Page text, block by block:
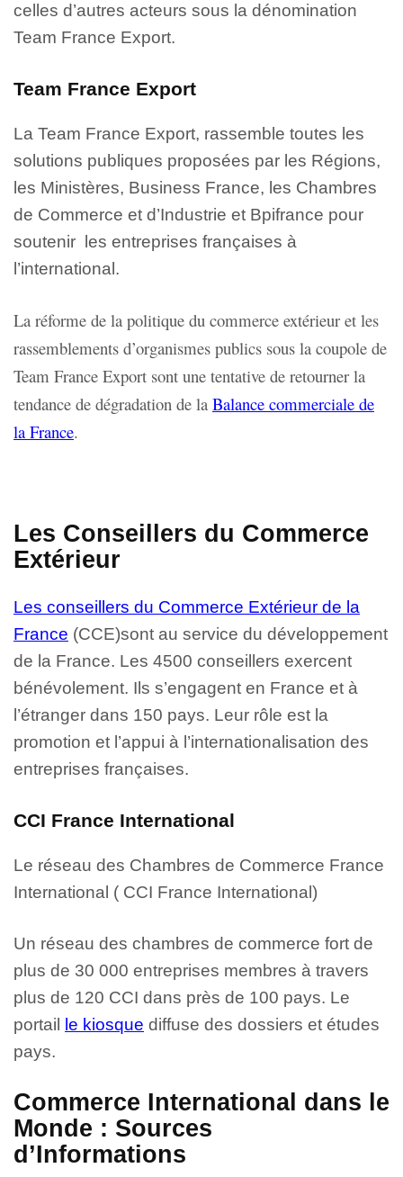
celles d’autres acteurs sous la dénomination
Team France Export.
Team France Export
La Team France Export, rassemble toutes les
solutions publiques proposées par les Régions,
les Ministères, Business France, les Chambres
de Commerce et d’Industrie et Bpifrance pour
soutenir les entreprises françaises à
l’international.
La réforme de la politique du commerce extérieur et les
rassemblements d’organismes publics sous la coupole de
Team France Export sont une tentative de retourner la
tendance de dégradation de la Balance commerciale de
la France.
Les Conseillers du Commerce
Extérieur
Les conseillers du Commerce Extérieur de la
France (CCE)sont au service du développement
de la France. Les 4500 conseillers exercent
bénévolement. Ils s’engagent en France et à
l’étranger dans 150 pays. Leur rôle est la
promotion et l’appui à l’internationalisation des
entreprises françaises.
CCI France International
Le réseau des Chambres de Commerce France
International ( CCI France International)
Un réseau des chambres de commerce fort de
plus de 30 000 entreprises membres à travers
plus de 120 CCI dans près de 100 pays. Le
portail
le kiosque diffuse des dossiers et études
pays.
Commerce International dans le
Monde : Sources
d’Informations